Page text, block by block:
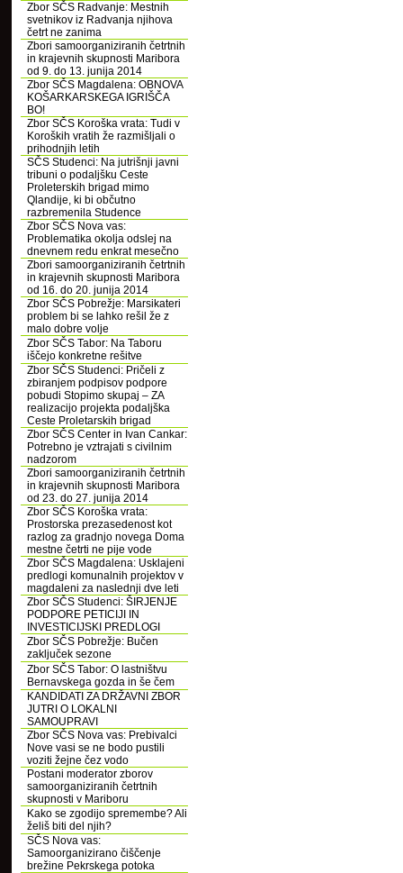
Zbor SČS Radvanje: Mestnih
svetnikov iz Radvanja njihova
četrt ne zanima
Zbori samoorganiziranih četrtnih
in krajevnih skupnosti Maribora
od 9. do 13. junija 2014
Zbor SČS Magdalena: OBNOVA
KOŠARKARSKEGA IGRIŠČA
BO!
Zbor SČS Koroška vrata: Tudi v
Koroških vratih že razmišljali o
prihodnjih letih
SČS Studenci: Na jutrišnji javni
tribuni o podaljšku Ceste
Proleterskih brigad mimo
Qlandije, ki bi občutno
razbremenila Studence
Zbor SČS Nova vas:
Problematika okolja odslej na
dnevnem redu enkrat mesečno
Zbori samoorganiziranih četrtnih
in krajevnih skupnosti Maribora
od 16. do 20. junija 2014
Zbor SČS Pobrežje: Marsikateri
problem bi se lahko rešil že z
malo dobre volje
Zbor SČS Tabor: Na Taboru
iščejo konkretne rešitve
Zbor SČS Studenci: Pričeli z
zbiranjem podpisov podpore
pobudi Stopimo skupaj – ZA
realizacijo projekta podaljška
Ceste Proletarskih brigad
Zbor SČS Center in Ivan Cankar:
Potrebno je vztrajati s civilnim
nadzorom
Zbori samoorganiziranih četrtnih
in krajevnih skupnosti Maribora
od 23. do 27. junija 2014
Zbor SČS Koroška vrata:
Prostorska prezasedenost kot
razlog za gradnjo novega Doma
mestne četrti ne pije vode
Zbor SČS Magdalena: Usklajeni
predlogi komunalnih projektov v
magdaleni za naslednji dve leti
Zbor SČS Studenci: ŠIRJENJE
PODPORE PETICIJI IN
INVESTICIJSKI PREDLOGI
Zbor SČS Pobrežje: Bučen
zaključek sezone
Zbor SČS Tabor: O lastništvu
Bernavskega gozda in še čem
KANDIDATI ZA DRŽAVNI ZBOR
JUTRI O LOKALNI
SAMOUPRAVI
Zbor SČS Nova vas: Prebivalci
Nove vasi se ne bodo pustili
voziti žejne čez vodo
Postani moderator zborov
samoorganiziranih četrtnih
skupnosti v Mariboru
Kako se zgodijo spremembe? Ali
želiš biti del njih?
SČS Nova vas:
Samoorganizirano čiščenje
brežine Pekrskega potoka